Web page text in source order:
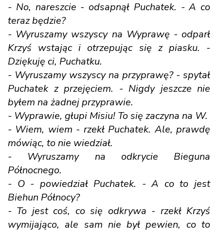
- No, nareszcie - odsapnął Puchatek. - A co
teraz będzie?
- Wyruszamy wszyscy na Wyprawę - odparł
Krzyś wstając i otrzepując się z piasku. -
Dziękuję ci, Puchatku.
- Wyruszamy wszyscy na przyprawę? - spytał
Puchatek z przejęciem. - Nigdy jeszcze nie
byłem na żadnej przyprawie.
- Wyprawie, głupi Misiu! To się zaczyna na W.
- Wiem, wiem - rzekł Puchatek. Ale, prawdę
mówiąc, to nie wiedział.
- Wyruszamy na odkrycie Bieguna
Północnego.
- O - powiedział Puchatek. - A co to jest
Biehun Północy?
- To jest coś, co się odkrywa - rzekł Krzyś
wymijająco, ale sam nie był pewien, co to